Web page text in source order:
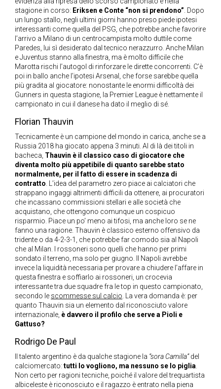
stagione in corso: Eriksen e Conte “non si prendono” . Dopo
un lungo stallo, negli ultimi giorni hanno preso piede ipotesi
interessanti come quella del PSG, che potrebbe anche favorire
l’arrivo a Milano di un centrocampista molto duttile come
Paredes, lui sì desiderato dal tecnico nerazzurro. Anche Milan
e Juventus stanno alla finestra, ma è molto difficile che
Marotta rischi l’autogol di rinforzare le dirette concorrenti. C’è
poi in ballo anche l’ipotesi Arsenal, che forse sarebbe quella
più gradita al giocatore: nonostante le enormi difficoltà dei
Gunners in questa stagione, la Premier League è nettamente il
campionato in cui il danese ha dato il meglio di sé.
Florian Thauvin
Tecnicamente è un campione del mondo in carica, anche se a
Russia 2018 ha giocato appena 3 minuti. Al di là dei titoli in
bacheca, Thauvin è il classico caso di giocatore che
diventa molto più appetibile di quanto sarebbe stato
normalmente, per il fatto di essere in scadenza di
contratto . L’idea del parametro zero piace ai calciatori che
strappano ingaggi altrimenti difficili da ottenere, ai procuratori
che incassano commissioni stellari e alle società che
acquistano, che ottengono comunque un cospicuo
risparmio. Piace un po’ meno ai tifosi, ma anche loro se ne
fanno una ragione. Thauvin è classico esterno offensivo da
tridente o da 4-2-3-1, che potrebbe far comodo sia al Napoli
che al Milan. I rossoneri sono quelli che hanno per primi
sondato il terreno, ma solo per giugno. Il Napoli avrebbe
invece la liquidità necessaria per provare a chiudere l’affare in
questa finestra e soffiarlo ai rossoneri, un crocevia
interessante tra due squadre fra le top in questo campionato,
secondo le scommesse sul calcio . La vera domanda è: per
quanto Thauvin sia un elemento dal riconosciuto valore
internazionale, è davvero il profilo che serve a Pioli e
Gattuso?
Rodrigo De Paul
Il talento argentino è da qualche stagione la “sora Camilla”del
calciomercato: tutti lo vogliono, ma nessuno se lo piglia
Non certo per ragioni tecniche, poiché il valore del trequartista
albiceleste è riconosciuto e il ragazzo è entrato nella piena